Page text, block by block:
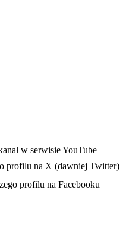
karcie
w serwisie YouTube
profilu na X (dawniej Twitter)
nowej karcieprofilu na Facebooku